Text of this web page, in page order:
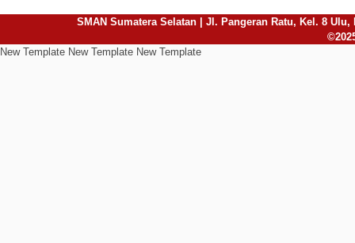
SMAN Sumatera Selatan | Jl. Pangeran Ratu, Kel. 8 Ulu,
New Template New Template New Template